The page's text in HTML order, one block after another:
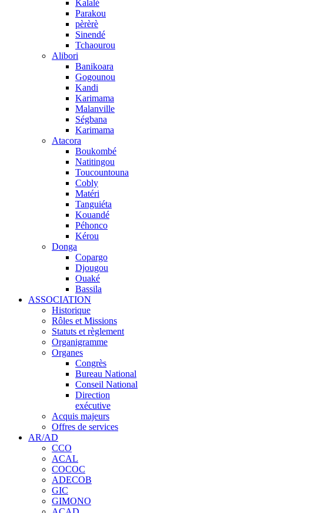
Kalalé
Parakou
pèrèrè
Sinendé
Tchaourou
Alibori
Banikoara
Gogounou
Kandi
Karimama
Malanville
Ségbana
Karimama
Atacora
Boukombé
Natitingou
Toucountouna
Cobly
Matéri
Tanguiéta
Kouandé
Péhonco
Kérou
Donga
Copargo
Djougou
Ouaké
Bassila
ASSOCIATION
Historique
Rôles et Missions
Statuts et règlement
Organigramme
Organes
Congrès
Bureau National
Conseil National
Direction
exécutive
Acquis majeurs
Offres de services
AR/AD
CCO
ACAL
COCOC
ADECOB
GIC
GIMONO